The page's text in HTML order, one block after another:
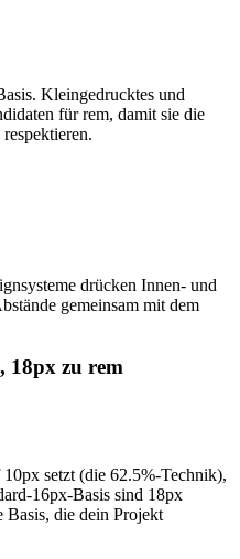
Kleingedrucktes und
für rem, damit sie die
drücken Innen- und
gemeinsam mit dem
18px zu rem
setzt (die 62.5%-Technik),
16px-Basis sind 18px
Basis, die dein Projekt